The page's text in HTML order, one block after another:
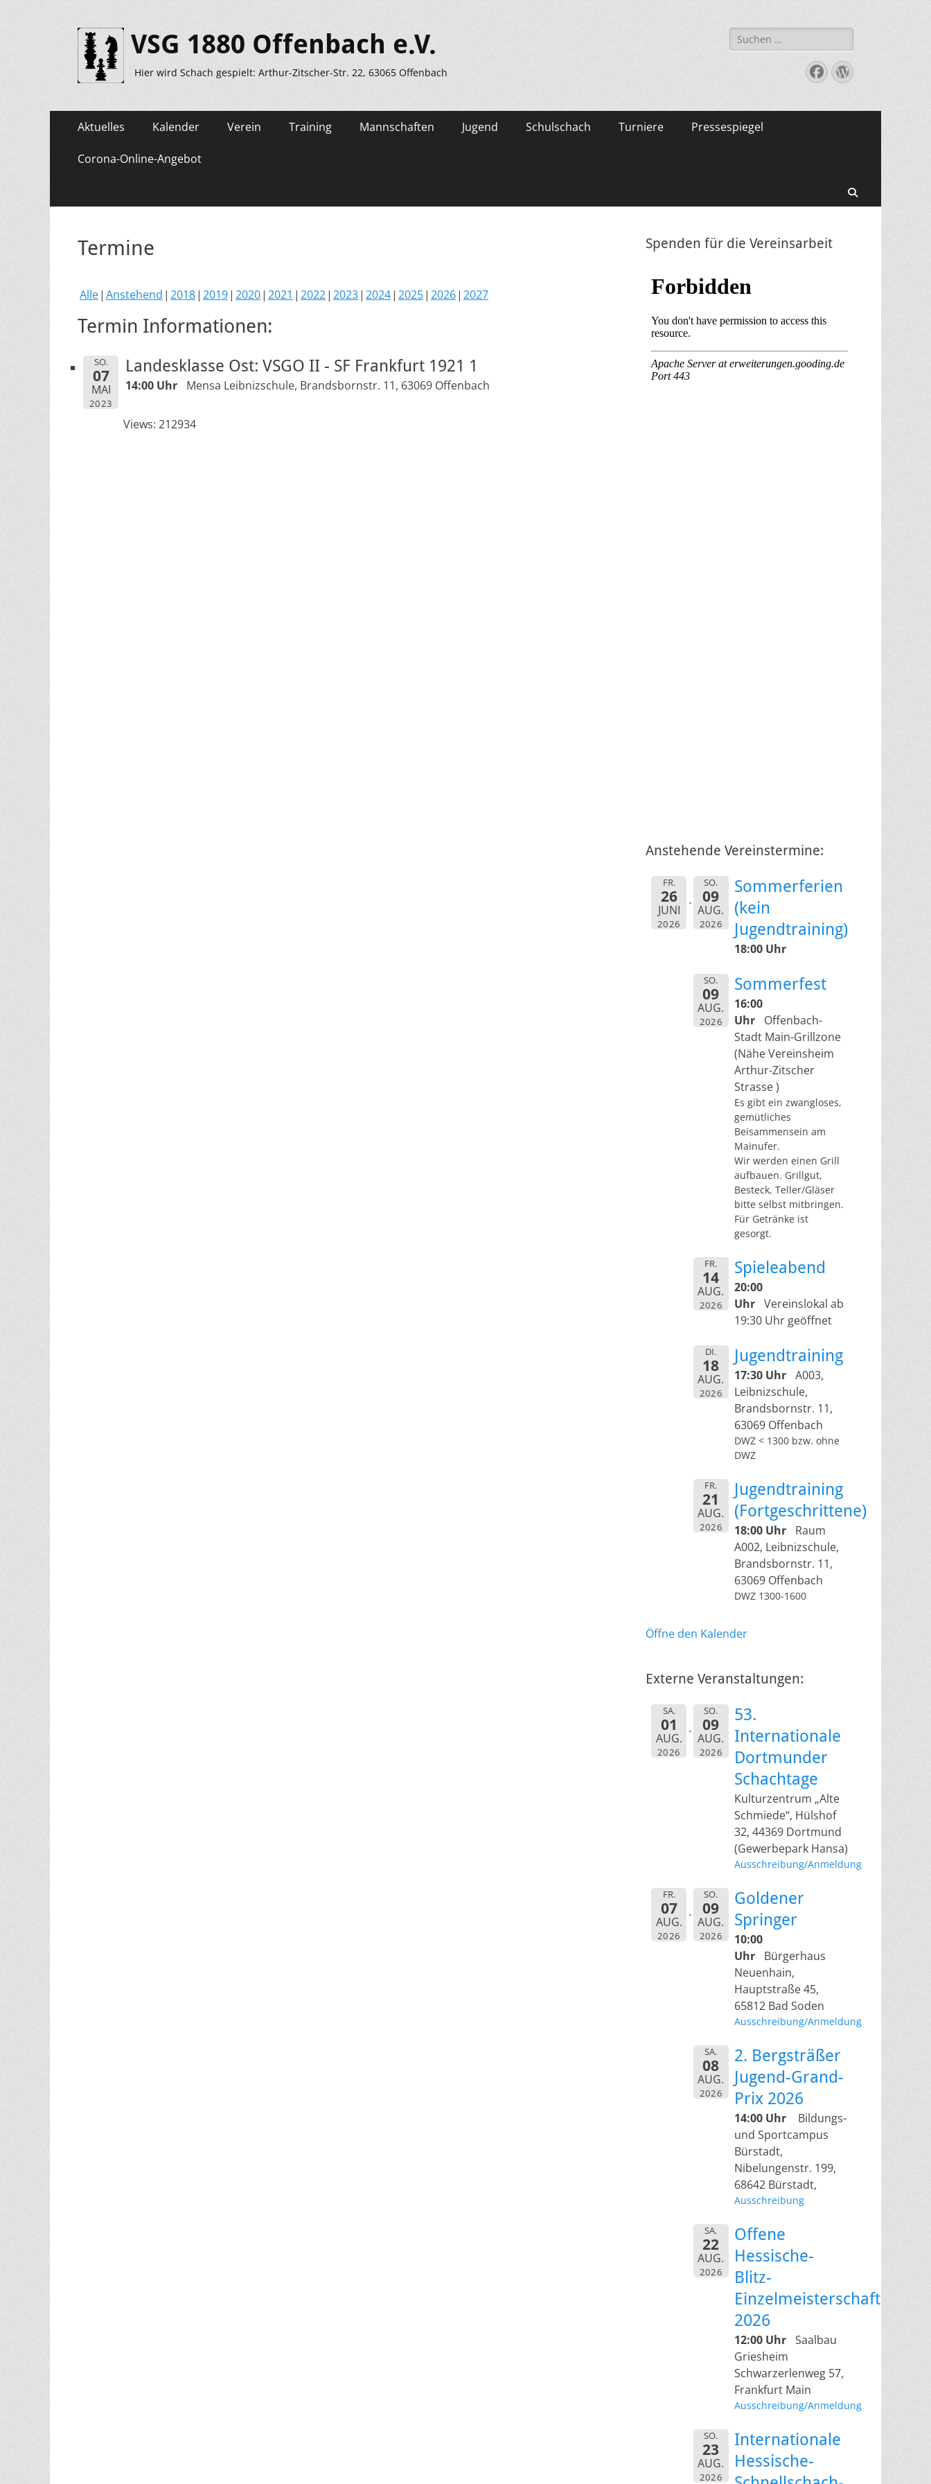
VSG 1880 Offenbach e.V.
Hier wird Schach gespielt: Arthur-Zitscher-Str. 22, 63065 Offenbach
Suche
nach:
Facebook
WordPress
Primäres
Zum
Inhalt
springen
Aktuelles Kalender Verein Training Mannschaften Jugend Schulschach Turniere Pressespiegel
Corona-Online-Angebot
Termine
Alle Anstehend 2018 2019 2020 2021 2022 2023 2024 2025 2026 2027
Termin Informationen:
SO.
07
MAI
2023
Landesklasse Ost: VSGO II - SF Frankfurt 1921 1
14:00 Uhr Mensa Leibnizschule, Brandsbornstr. 11, 63069 Offenbach
Views: 212934
Spenden für die Vereinsarbeit
Anstehende Vereinstermine:
FR.
26
JUNI
2026
SO.
09
AUG.
2026
Sommerferien
(kein
Jugendtraining)
18:00 Uhr
SO.
09
AUG.
2026
Sommerfest
16:00
Uhr
Offenbach-
Stadt Main-Grillzone
(Nähe Vereinsheim
Arthur-Zitscher
Strasse )
Es gibt ein zwangloses,
gemütliches
Beisammensein am
Mainufer.
Wir werden einen Grill
aufbauen. Grillgut,
Besteck, Teller/Gläser
bitte selbst mitbringen.
Für Getränke ist
gesorgt.
FR.
14
AUG.
2026
Spieleabend
20:00
Uhr Vereinslokal ab
19:30 Uhr geöffnet
DI.
18
AUG.
2026
Jugendtraining
17:30 Uhr A003,
Leibnizschule,
Brandsbornstr. 11,
63069 Offenbach
DWZ < 1300 bzw. ohne
DWZ
FR.
21
AUG.
2026
Jugendtraining
(Fortgeschrittene)
18:00 Uhr
Raum
A002, Leibnizschule,
Brandsbornstr. 11,
63069 Offenbach
DWZ 1300-1600
Öffne den Kalender
Externe Veranstaltungen:
SA.
01
AUG.
2026
SO.
09
AUG.
2026
53.
Internationale
Dortmunder
Schachtage
Kulturzentrum „Alte
Schmiede“, Hülshof
32, 44369 Dortmund
(Gewerbepark Hansa)
Ausschreibung/Anmeldung
FR.
07
AUG.
2026
SO.
09
AUG.
2026
Goldener
Springer
10:00
Uhr
Bürgerhaus
Neuenhain,
Hauptstraße 45,
65812 Bad Soden
Ausschreibung/Anmeldung
SA.
08
AUG.
2026
2. Bergsträßer
Jugend-Grand-
Prix 2026
14:00 Uhr
Bildungs-
und Sportcampus
Bürstadt,
Nibelungenstr. 199,
68642 Bürstadt,
Ausschreibung
SA.
22
AUG.
2026
Offene
Hessische-
Blitz-
Einzelmeisterschaft
2026
12:00 Uhr Saalbau
Griesheim
Schwarzerlenweg 57,
Frankfurt Main
Ausschreibung/Anmeldung
SO.
23
AUG.
2026
Internationale
Hessische-